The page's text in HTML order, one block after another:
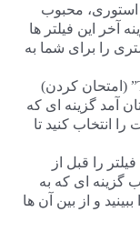
استوری، محبوب
آخر این فیلتر ها
را برای شما به
با انتخاب هر کدام و کلیک روی گزینه “Try It” (امتحان کردن)
آمد گزینه ای که
انتخاب کنید تا
را قبل از
گزینه ای که به
و از بین آن ها